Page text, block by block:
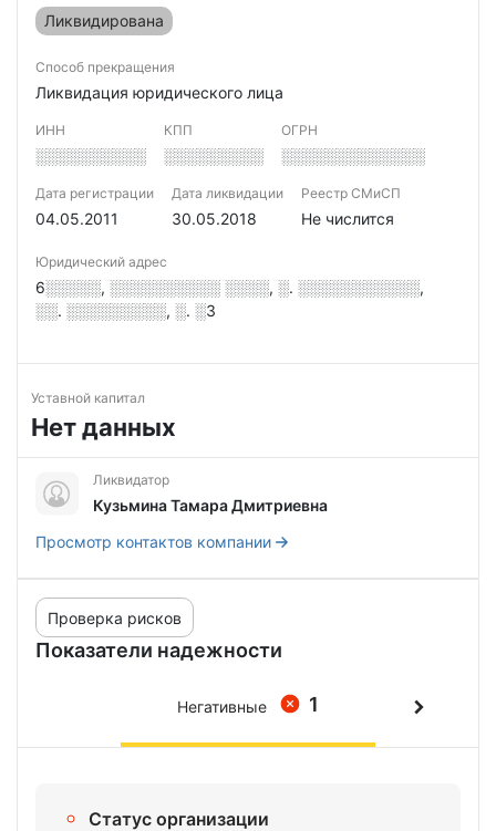
Ликвидирована
Способ прекращения
Ликвидация юридического лица
ИНН
░░░░░░░░░░
КПП
░░░░░░░░░
ОГРН
░░░░░░░░░░░░░
Дата регистрации
04.05.2011
Дата ликвидации
30.05.2018
Реестр СМиСП
Не числится
Юридический адрес
6░░░░░, ░░░░░░░░░░ ░░░░, ░. ░░░░░░░░░░░,
░░. ░░░░░░░░░, ░. ░3
Уставной капитал
Нет данных
Ликвидатор
Кузьмина Тамара Дмитриевна
Просмотр контактов компании
Показатели надежности
Проверка рисков
1
Негативные
Статус организации